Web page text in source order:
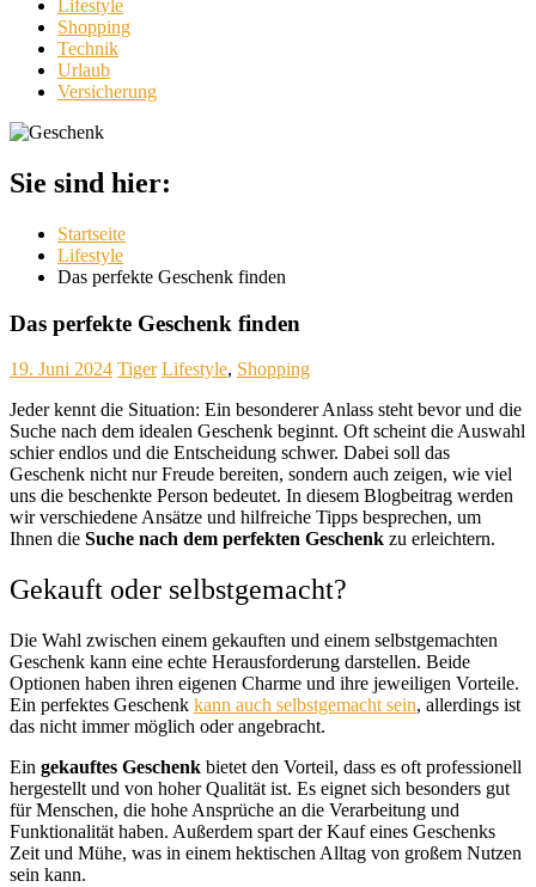
Lifestyle
Shopping
Technik
Urlaub
Versicherung
Sie sind hier:
Startseite
Lifestyle
Das perfekte Geschenk finden
Das perfekte Geschenk finden
19. Juni 2024 Tiger Lifestyle, Shopping
Jeder kennt die Situation: Ein besonderer Anlass steht bevor und die
Suche nach dem idealen Geschenk beginnt. Oft scheint die Auswahl
schier endlos und die Entscheidung schwer. Dabei soll das
Geschenk nicht nur Freude bereiten, sondern auch zeigen, wie viel
uns die beschenkte Person bedeutet. In diesem Blogbeitrag werden
wir verschiedene Ansätze und hilfreiche Tipps besprechen, um
Ihnen die Suche nach dem perfekten Geschenk zu erleichtern.
Gekauft oder selbstgemacht?
Die Wahl zwischen einem gekauften und einem selbstgemachten
Geschenk kann eine echte Herausforderung darstellen. Beide
Optionen haben ihren eigenen Charme und ihre jeweiligen Vorteile.
Ein perfektes Geschenk kann auch selbstgemacht sein, allerdings ist
das nicht immer möglich oder angebracht.
Ein gekauftes Geschenk bietet den Vorteil, dass es oft professionell
hergestellt und von hoher Qualität ist. Es eignet sich besonders gut
für Menschen, die hohe Ansprüche an die Verarbeitung und
Funktionalität haben. Außerdem spart der Kauf eines Geschenks
Zeit und Mühe, was in einem hektischen Alltag von großem Nutzen
sein kann.